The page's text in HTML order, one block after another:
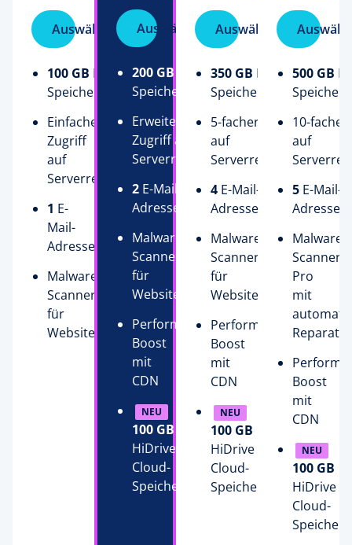
Auswählen
100 GB NVMe
Speicherplatz
Einfacher
Zugriff
auf
Serverressourcen
1 E-
Mail-
Adresse
Malware-
Scanner
für
Websites
Auswählen
200 GB NVMe
Speicherplatz
Erweiterter
Zugriff auf
Serverressourcen
2 E-Mail-
Adressen
Malware-
Scanner
für
Websites
Performance-
Boost
mit
CDN
NEU
100 GB
HiDrive
Cloud-
Speicher
Auswählen
350 GB NVMe
Speicherplatz
5-facher Zugriff
auf
Serverressourcen
4 E-Mail-
Adressen
Malware-
Scanner
für
Websites
Performance-
Boost
mit
CDN
NEU
100 GB
HiDrive
Cloud-
Speicher
500 GB
10-
auf
5 E-Mail-
Adressen
Malware-
Scanner
Pro
mit
Reparatur
Boost
mit
CDN
NEU
100 GB
HiDrive
Cloud-
Speicher